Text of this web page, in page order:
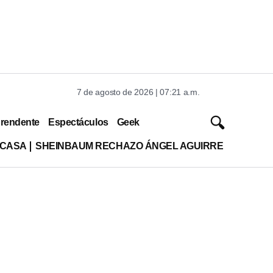
7 de agosto de 2026 | 07:21 a.m.
Espectáculos Geek
SHEINBAUM RECHAZO ÁNGEL AGUIRRE